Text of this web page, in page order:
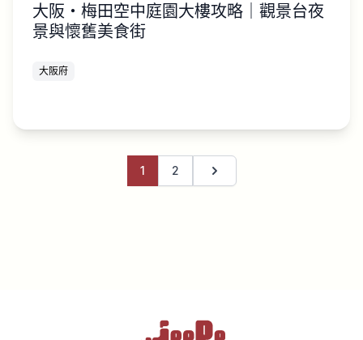
大阪・梅田空中庭園大樓攻略｜觀景台夜
景與懷舊美食街
大阪府
1 2 下一頁